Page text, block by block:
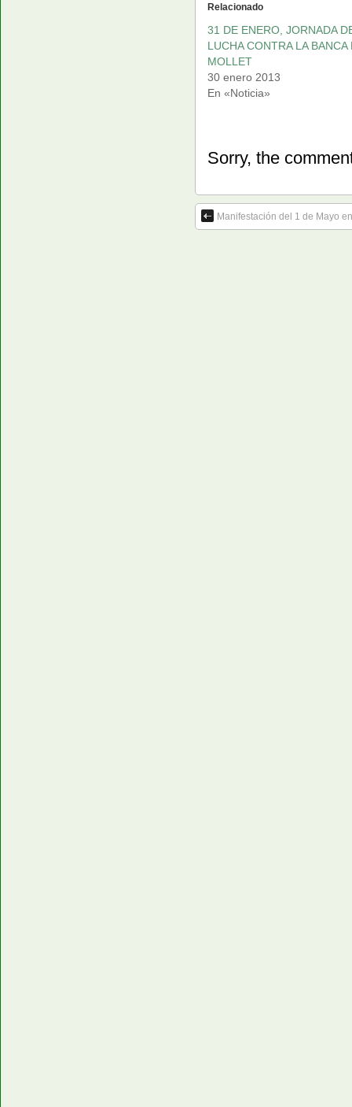
Relacionado
31 DE ENERO, JORNADA
LUCHA CONTRA LA BANCA
MOLLET
30 enero 2013
En «Noticia»
Sorry, the
Manifestación del 1 de Mayo